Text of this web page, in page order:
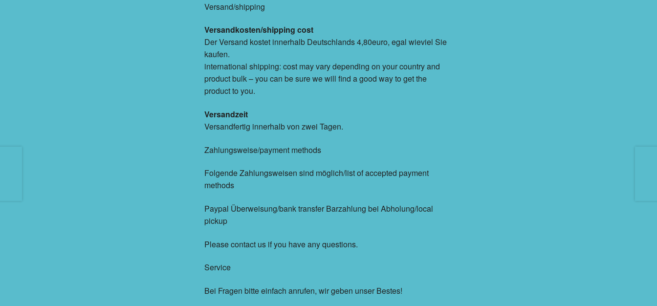
Versand/shipping
Versandkosten/shipping cost
Der Versand kostet innerhalb Deutschlands 4,80euro, egal wieviel Sie
kaufen.
international shipping: cost may vary depending on your country and
product bulk – you can be sure we will find a good way to get the
product to you.
Versandzeit
Versandfertig innerhalb von zwei Tagen.
Zahlungsweise/payment methods
Folgende Zahlungsweisen sind möglich/list of accepted payment
methods
Paypal Überweisung/bank transfer Barzahlung bei Abholung/local
pickup
Please contact us if you have any questions.
Service
Bei Fragen bitte einfach anrufen, wir geben unser Bestes!